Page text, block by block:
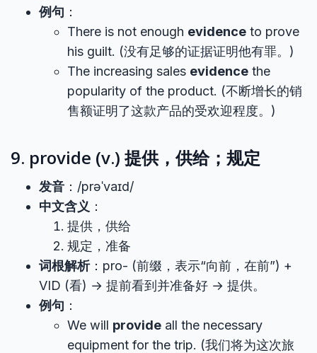
例句 ：
There is not enough evidence to prove
his guilt. (没有足够的证据证明他有罪。)
The increasing sales evidence the
popularity of the product. (不断增长的销
售额证明了这款产品的受欢迎程度。)
9. provide (v.) 提供，供给；规定
发音 ：/prəˈvaɪd/
中文含义 ：
提供，供给
规定，准备
词根解析：pro- (前缀，表示“向前，在前”) +
VID (看) → 提前看到并准备好 → 提供。
例句 ：
We will provide all the necessary
equipment for the trip. (我们将为这次旅